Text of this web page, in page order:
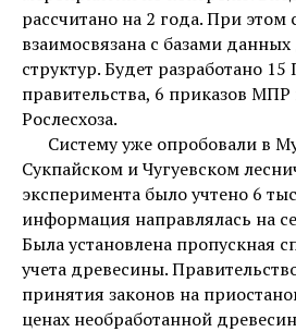
рассчитано на 2 года. При этом
взаимосвязана с базами
структур. Будет разработано
правительства, 6 приказов МПР
Рослесхоза.
Систему уже опробовали в
Сукпайском и Чугуевском
эксперимента было учтено 6
информация направлялась на
Была установлена пропускная
учета древесины.
принятия законов на
ценах необработанной